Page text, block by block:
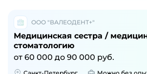
ООО "ВАЛЕОДЕНТ+"
Медицинская сестра /
стоматологию
от 60 000 до 90 000 руб.